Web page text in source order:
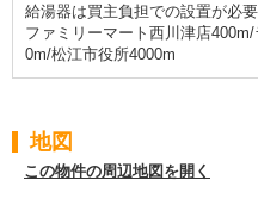
給湯器は買主負担での設置が必要
ファミリーマート西川津店
0m/松江市役所4000m
地図
この物件の周辺地図を開く